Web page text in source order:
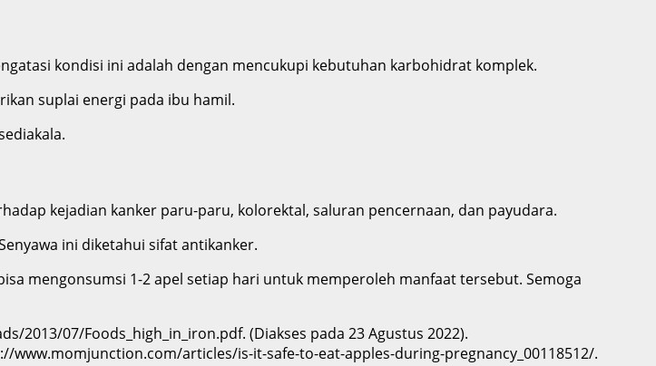
kondisi ini adalah dengan mencukupi kebutuhan karbohidrat komplek.
suplai energi pada ibu hamil.
kejadian kanker paru-paru, kolorektal, saluran pencernaan, dan payudara.
ini diketahui sifat antikanker.
mengonsumsi 1-2 apel setiap hari untuk memperoleh manfaat tersebut. Semoga
2013/07/Foods_high_in_iron.pdf. (Diakses pada 23 Agustus 2022).
www.momjunction.com/articles/is-it-safe-to-eat-apples-during-pregnancy_00118512/.